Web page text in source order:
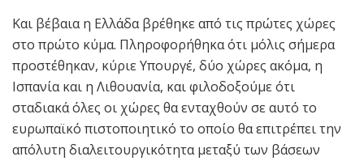
Και βέβαια η Ελλάδα βρέθηκε από τις πρώτες χώρες
στο πρώτο κύμα. Πληροφορήθηκα ότι μόλις σήμερα
προστέθηκαν, κύριε Υπουργέ, δύο χώρες ακόμα, η
Ισπανία και η Λιθουανία, και φιλοδοξούμε ότι
σταδιακά όλες οι χώρες θα ενταχθούν σε αυτό το
ευρωπαϊκό πιστοποιητικό το οποίο θα επιτρέπει την
απόλυτη διαλειτουργικότητα μεταξύ των βάσεων